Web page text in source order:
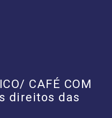
CAFÉ COM
direitos das